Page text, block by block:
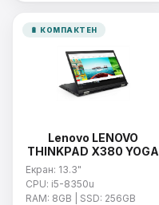
🔋 КОМПАКТЕН
Lenovo LENOVO
THINKPAD X380 YOGA
Екран: 13.3"
CPU: i5-8350u
RAM: 8GB | SSD: 256GB